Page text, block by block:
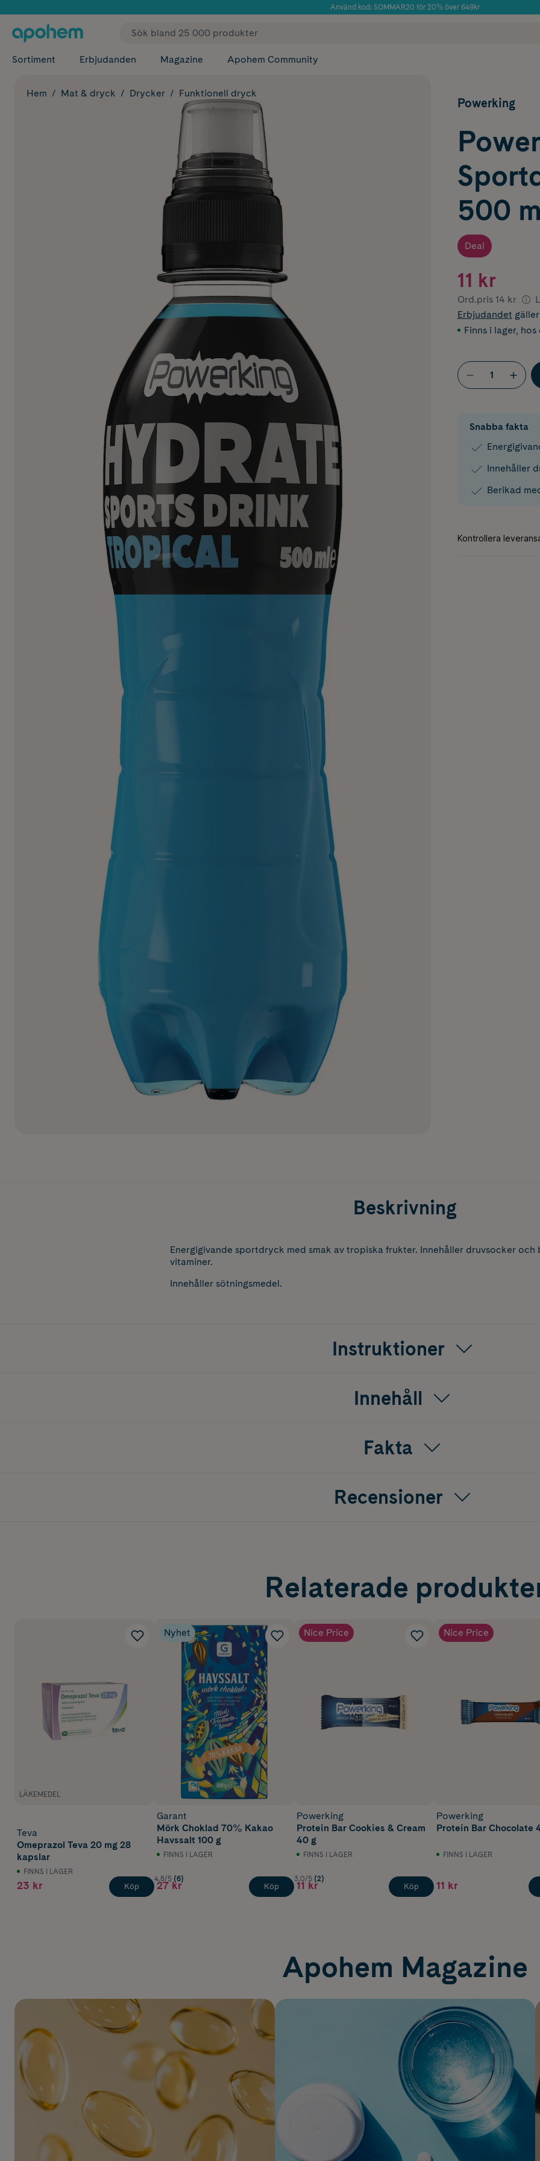
Använd kod: SOMMAR20 för 20% över 649kr
✓ Fri frakt
Sortiment Erbjudanden Magazine Apohem Community
Hem Mat & dryck Drycker Funktionell dryck
Powerking
500
Deal
11 kr
Ord.pris 14 kr
Erbjudandet
Finns i lager, hos
Snabba fakta
Innehåller
Berikad
Beskrivning
Energigivande sportdryck med smak av tropiska frukter. Innehåller druvsocker och
vitaminer.
Innehåller sötningsmedel.
Instruktioner
Innehåll
Fakta
Recensioner
Relaterade
LÄKEMEDEL
Teva
Omeprazol Teva 20 mg 28
kapslar
FINNS I LAGER
23 kr Köp
Nyhet
Garant
Mörk Choklad 70% Kakao
Havssalt 100 g
FINNS I LAGER
4.8/5 (6)
27 kr Köp
Nice Price
Powerking
Protein Bar Cookies & Cream
40 g
FINNS I LAGER
3.0/5 (2)
11 kr Köp
Nice Price
Powerking
Protein Bar Chocolate
FINNS I LAGER
11 kr
Apohem Magazine